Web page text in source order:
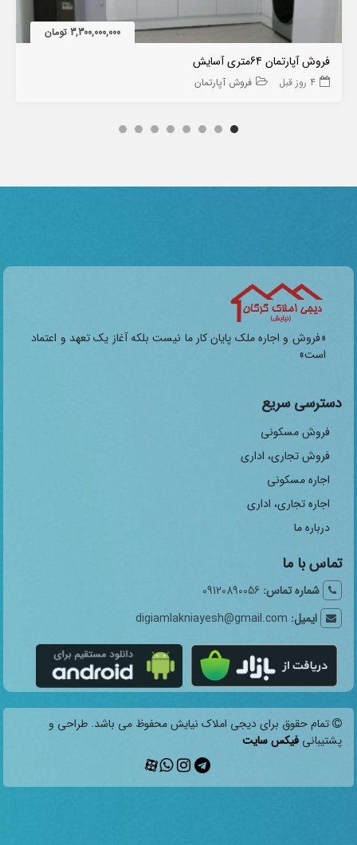
3,300,000,000 تومان
فروش آپارتمان 64متری آسایش
4 روز قبل فروش آپارتمان
«فروش و اجاره ملک پایان کار ما نیست بلکه آغاز یک تعهد و اعتماد
است»
دسترسی سریع
فروش مسکونی
فروش تجاری، اداری
اجاره مسکونی
اجاره تجاری، اداری
درباره ما
تماس با ما
شماره تماس: 09120890056
ایمیل: digiamlakniayesh@gmail.com
تمام حقوق برای دیجی املاک نیایش محفوظ می باشد. طراحی و
پشتیبانی فیکس سایت